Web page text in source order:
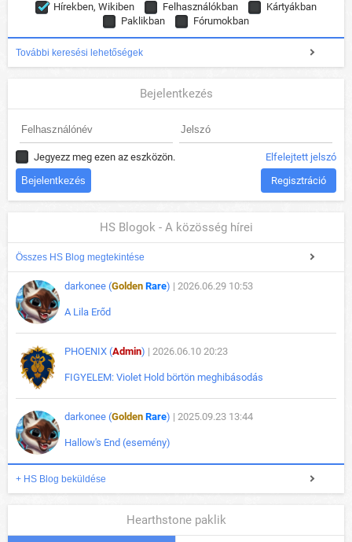
Hírekben, Wikiben Felhasználókban
Kártyákban
Paklikban
Fórumokban
További keresési lehetőségek
Bejelentkezés
Jegyezz meg ezen az eszközön. Elfelejtett jelszó
Regisztráció
HS Blogok - A közösség hírei
Összes HS Blog megtekintése
darkonee (Golden Rare) | 2026.06.29 10:53
A Lila Erőd
PHOENIX (Admin) | 2026.06.10 20:23
FIGYELEM: Violet Hold börtön meghibásodás
darkonee (Golden Rare) | 2025.09.23 13:44
Hallow's End (esemény)
+ HS Blog beküldése
Hearthstone paklik